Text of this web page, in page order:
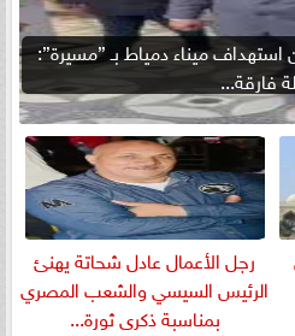
ميناء دمياط بـ ”مسيرة”:
فارقة...
رجل الأعمال عادل شحاتة يهنئ
الرئيس السيسي والشعب المصري
بمناسبة ذكرى ثورة...